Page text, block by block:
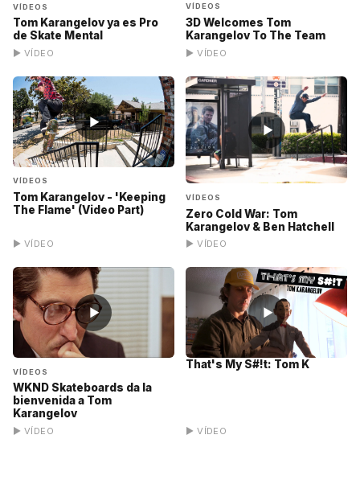
VÍDEOS
Tom Karangelov ya es Pro
de Skate Mental
▶ VÍDEO
VÍDEOS
3D Welcomes Tom
Karangelov To The Team
▶ VÍDEO
▶
VÍDEOS
Tom Karangelov - 'Keeping
The Flame' (Video Part)
▶ VÍDEO
▶
VÍDEOS
Zero Cold War: Tom
Karangelov & Ben Hatchell
▶ VÍDEO
▶
VÍDEOS
WKND Skateboards da la
bienvenida a Tom
Karangelov
▶ VÍDEO
▶
That's My S#!t: Tom K
▶ VÍDEO